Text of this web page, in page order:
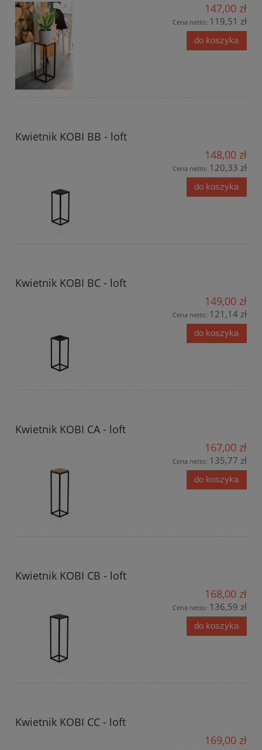
147,00 zł
Cena netto: 119,51 zł
do koszyka
Kwietnik KOBI BB - loft
148,00 zł
Cena netto: 120,33 zł
do koszyka
Kwietnik KOBI BC - loft
149,00 zł
Cena netto: 121,14 zł
do koszyka
Kwietnik KOBI CA - loft
167,00 zł
Cena netto: 135,77 zł
do koszyka
Kwietnik KOBI CB - loft
168,00 zł
Cena netto: 136,59 zł
do koszyka
Kwietnik KOBI CC - loft
169,00 zł